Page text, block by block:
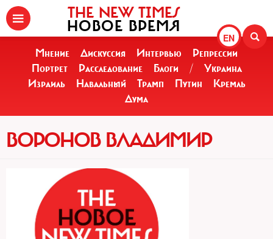
EN
THE NEW TIMES
НОВОЕ ВРЕМЯ
Мнение Дискуссия Интервью
Репрессии
Портрет
Расследование Блоги /
Украина
Израиль
Навальный Трамп Путин
Кремль
Дума
ВОРОНОВ ВЛАДИМИР